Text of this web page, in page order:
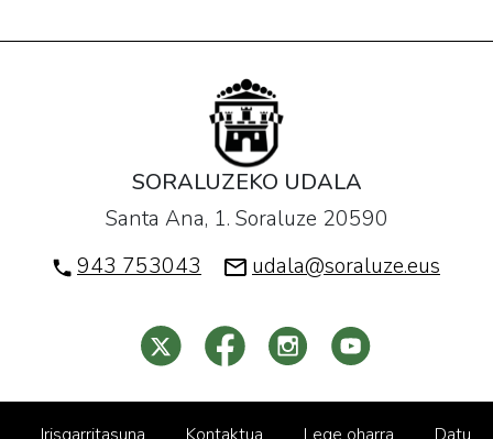
SORALUZEKO UDALA
Santa Ana, 1. Soraluze 20590
943 753043
udala@soraluze.eus